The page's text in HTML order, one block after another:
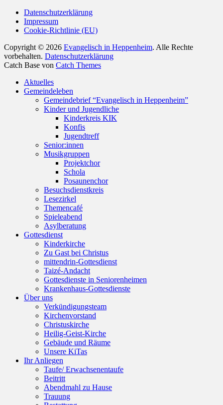
Datenschutzerklärung
Impressum
Cookie-Richtlinie (EU)
Copyright © 2026 Evangelisch in Heppenheim. Alle Rechte
vorbehalten. Datenschutzerklärung
Catch Base von Catch Themes
oben
scrollen
Aktuelles
Gemeindeleben
Gemeindebrief “Evangelisch in Heppenheim”
Kinder und Jugendliche
Kinderkreis KIK
Konfis
Jugendtreff
Senior:innen
Musikgruppen
Projektchor
Schola
Posaunenchor
Besuchsdienstkreis
Lesezirkel
Themencafé
Spieleabend
Asylberatung
Gottesdienst
Kinderkirche
Zu Gast bei Christus
mittendrin-Gottesdienst
Taizé-Andacht
Gottesdienste in Seniorenheimen
Krankenhaus-Gottesdienste
Über uns
Verkündigungsteam
Kirchenvorstand
Christuskirche
Heilig-Geist-Kirche
Gebäude und Räume
Unsere KiTas
Ihr Anliegen
Taufe/ Erwachsenentaufe
Beitritt
Abendmahl zu Hause
Trauung